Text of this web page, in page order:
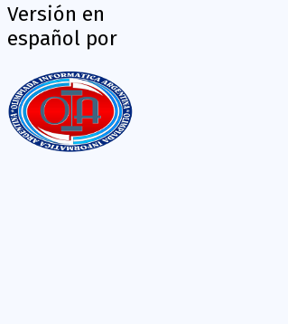
Versión en
español por